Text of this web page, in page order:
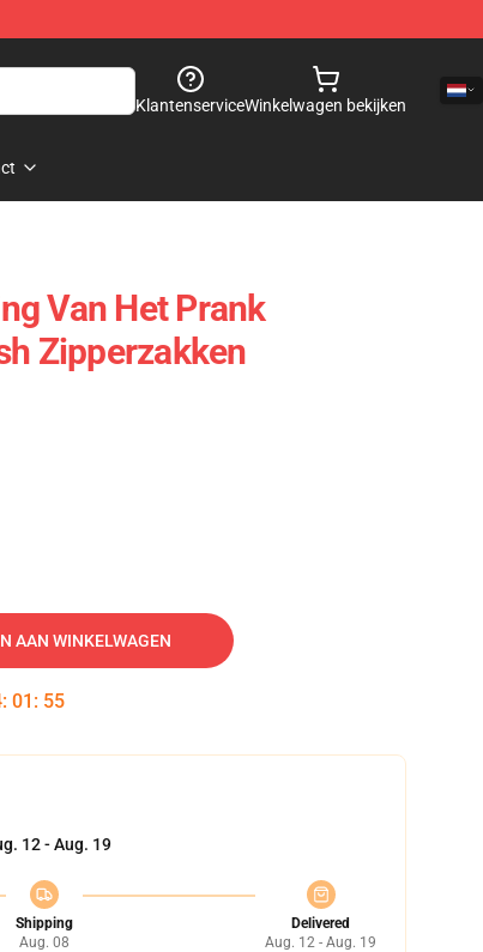
KlantenserviceWinkelwagen bekijken
Van Het Prank
Zipperzakken
AAN WINKELWAGEN
: 01 : 55
12 - Aug. 19
Shipping
Aug. 08
Delivered
Aug. 12 - Aug. 19